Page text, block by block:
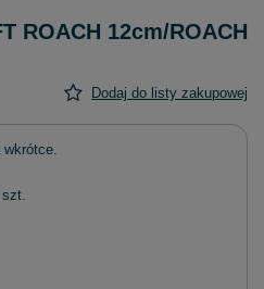
ROACH 12cm/ROACH
Dodaj do listy zakupowej
wkrótce
szt.